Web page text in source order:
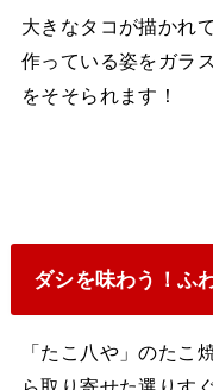
大きなタコが描かれ
作っている姿をガラ
をそそられます！
ダシを味わう！ふ
「たこ八や」のたこ